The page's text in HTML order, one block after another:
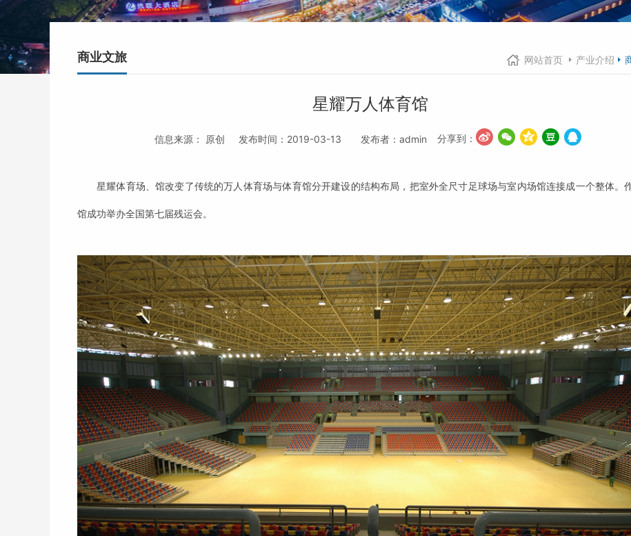
商业文旅 网站首页 产业介绍
星耀万人体育馆
信息来源： 原创 发布时间：2019-03-13 发布者：admin 分享到：
星耀体育场、馆改变了传统的万人体育场与体育馆分开建设的结构布局，把室外全尺寸足球场与室内场馆连接成一个整体。
馆成功举办全国第七届残运会。